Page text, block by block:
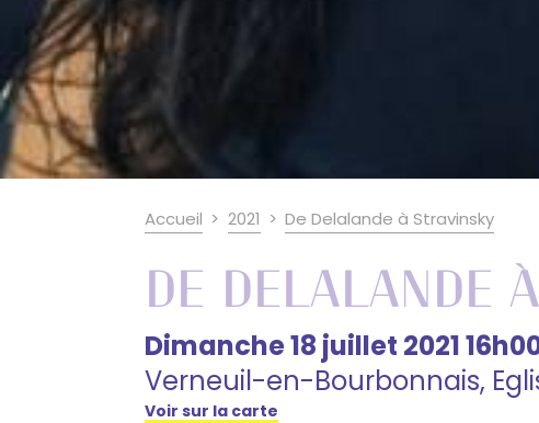
Accueil 2021 De Delalande à Stravinsky
De Delalande
Dimanche 18 juillet 2021
Verneuil-en-Bourbonnais,
Voir sur la carte